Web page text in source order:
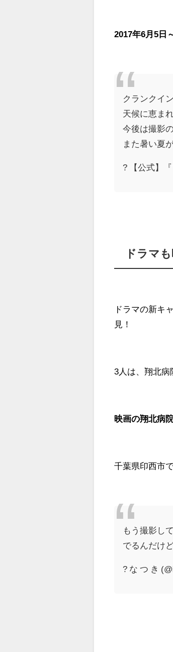
2017年6月5日
クランクイン
天候に恵ま
今後は撮影
また暑い夏
? 【公式】
ドラマ
ドラマの新キ
見！
3人は、翔北病
映画の翔北病
千葉県印西市
もう撮影し
でるんだけ
? な つ き